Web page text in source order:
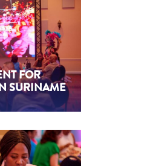
FOR
SURINAME